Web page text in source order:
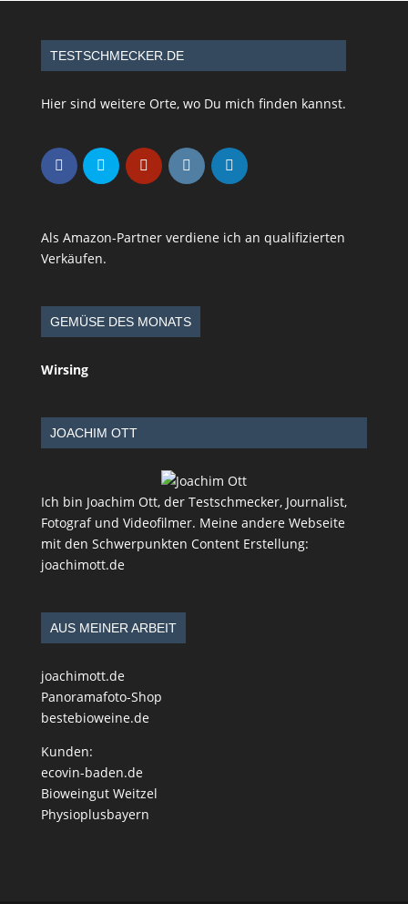
TESTSCHMECKER.DE
Hier sind weitere Orte, wo Du mich finden kannst.
Als Amazon-Partner verdiene ich an qualifizierten
Verkäufen.
GEMÜSE DES MONATS
Wirsing
JOACHIM OTT
Ich bin Joachim Ott, der Testschmecker, Journalist,
Fotograf und Videofilmer. Meine andere Webseite
mit den Schwerpunkten Content Erstellung:
joachimott.de
AUS MEINER ARBEIT
joachimott.de
Panoramafoto-Shop
bestebioweine.de
Kunden:
ecovin-baden.de
Bioweingut Weitzel
Physioplusbayern